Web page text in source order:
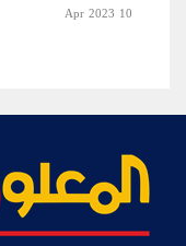
10 Apr 2023